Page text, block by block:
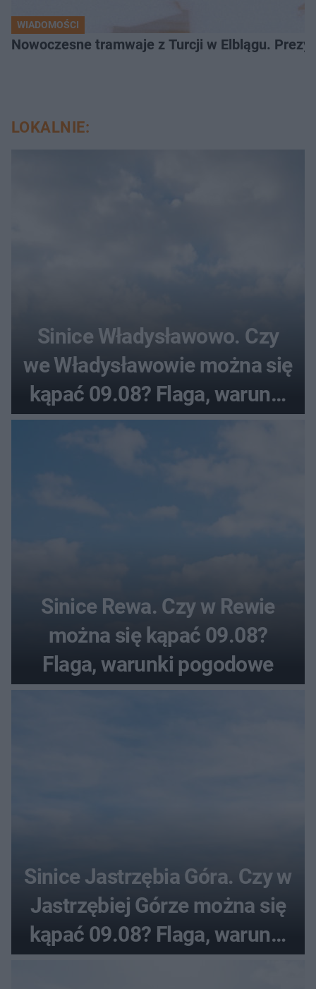
WIADOMOŚCI
Nowoczesne tramwaje z Turcji w Elblągu.
LOKALNIE:
Sinice Władysławowo. Czy
we Władysławowie można się
kąpać 09.08? Flaga, warunki
pogodowe
Sinice Rewa. Czy w Rewie
można się kąpać 09.08?
Flaga, warunki pogodowe
Sinice Jastrzębia Góra. Czy w
Jastrzębiej Górze można się
kąpać 09.08? Flaga, warunki
pogodowe